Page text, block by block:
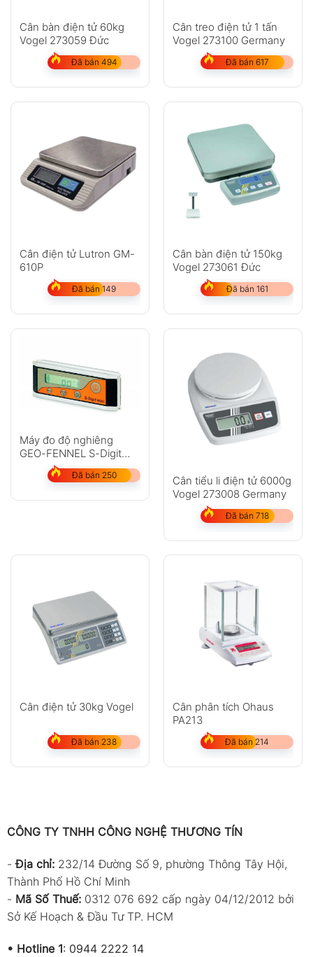
Cân bàn điện tử 60kg
Vogel 273059 Đức
Đã bán 494
Cân treo điện tử 1 tấn
Vogel 273100 Germany
Đã bán 617
Cân điện tử Lutron GM-
610P
Đã bán 149
Cân bàn điện tử 150kg
Vogel 273061 Đức
Đã bán 161
Máy đo độ nghiêng
GEO-FENNEL S-Digit
Đã bán 250
Cân tiểu li điện tử 6000g
Vogel 273008 Germany
Đã bán 718
Cân điện tử 30kg Vogel
Đã bán 238
Cân phân tích Ohaus
PA213
Đã bán 214
CÔNG TY TNHH CÔNG NGHỆ THƯƠNG TÍN
-Địa chỉ: 232/14 Đường Số 9, phường Thông Tây Hội,
Thành Phố Hồ Chí Minh
- Mã Số Thuế: 0312 076 692 cấp ngày 04/12/2012 bởi
Sở Kế Hoạch & Đầu Tư TP. HCM
• Hotline 1: 0944 2222 14